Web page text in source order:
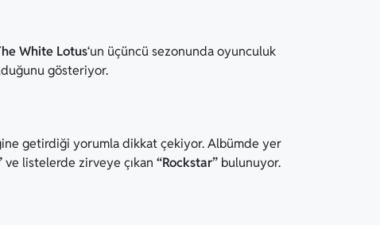
White Lotus‘un üçüncü sezonunda oyunculuk
gösteriyor.
getirdiği yorumla dikkat çekiyor. Albümde yer
ve listelerde zirveye çıkan “Rockstar” bulunuyor.